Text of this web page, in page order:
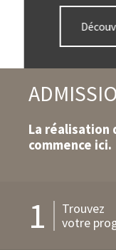
La
commence ici.
1
Trouvez
votre